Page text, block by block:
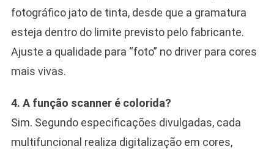
fotográfico jato de tinta, desde que a gramatura
esteja dentro do limite previsto pelo fabricante.
Ajuste a qualidade para “foto” no driver para cores
mais vivas.
4. A função scanner é colorida?
Sim. Segundo especificações divulgadas, cada
multifuncional realiza digitalização em cores,